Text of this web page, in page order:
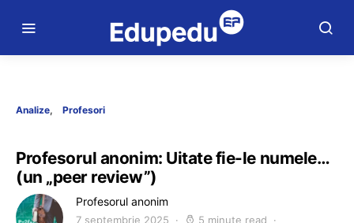
Analize Profesori
Profesorul anonim: Uitate fie-le numele…
(un „peer review”)
Profesorul anonim
7 septembrie 2025 5 minute read